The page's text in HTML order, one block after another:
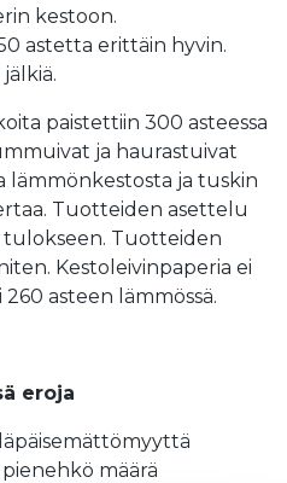
kestoon.
astetta erittäin hyvin.
paistettiin 300 asteessa
ja haurastuivat
ja tuskin
Tuotteiden asettelu
Tuotteiden
Kestoleivinpaperia ei
asteen lämmössä.
eroja
määrä